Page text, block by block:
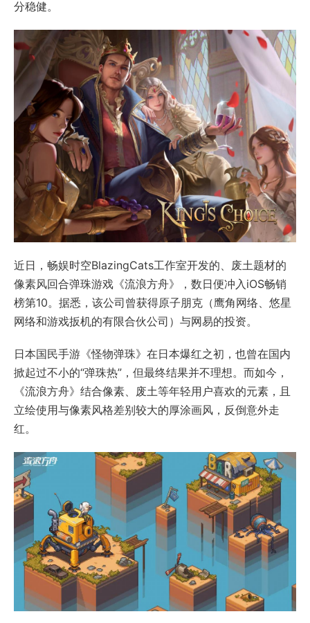
分稳健。
近日，畅娱时空BlazingCats工作室开发的、废土题材的
像素风回合弹珠游戏《流浪方舟》，数日便冲入iOS畅销
榜第10。据悉，该公司曾获得原子朋克（鹰角网络、悠星
网络和游戏扳机的有限合伙公司）与网易的投资。
日本国民手游《怪物弹珠》在日本爆红之初，也曾在国内
掀起过不小的“弹珠热”，但最终结果并不理想。而如今，
《流浪方舟》结合像素、废土等年轻用户喜欢的元素，且
立绘使用与像素风格差别较大的厚涂画风，反倒意外走
红。